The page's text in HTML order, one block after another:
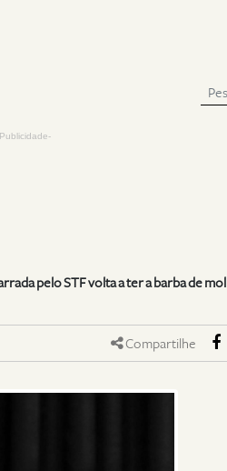
pelo STF volta a ter a barba de
Compartilhe